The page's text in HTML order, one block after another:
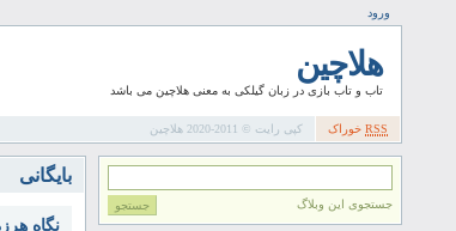
ورود
هلاچین
تاب و تاب بازی در زبان گیلکی به معنی هلاچین می باشد
RSS کپی رایت © 2011-2020 هلاچین
بایگانی
نگاه
جستجوی این وبلاگ